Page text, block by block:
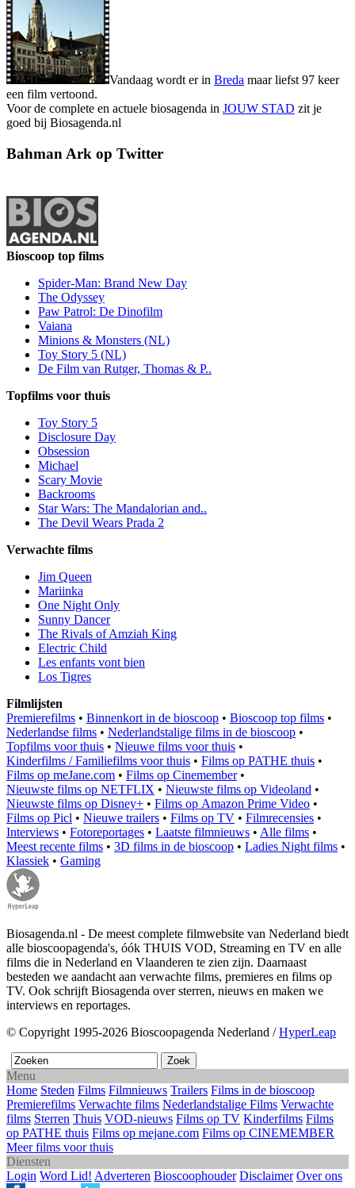
Vandaag wordt er in Breda maar liefst 97 keer
een film vertoond.
Voor de complete en actuele biosagenda in JOUW STAD zit je
goed bij Biosagenda.nl
Bahman Ark op Twitter
Bioscoop top films
Spider-Man: Brand New Day
The Odyssey
Paw Patrol: De Dinofilm
Vaiana
Minions & Monsters (NL)
Toy Story 5 (NL)
De Film van Rutger, Thomas & P..
Topfilms voor thuis
Toy Story 5
Disclosure Day
Obsession
Michael
Scary Movie
Backrooms
Star Wars: The Mandalorian and..
The Devil Wears Prada 2
Verwachte films
Jim Queen
Mariinka
One Night Only
Sunny Dancer
The Rivals of Amziah King
Electric Child
Les enfants vont bien
Los Tigres
Filmlijsten
Premierefilms • Binnenkort in de bioscoop • Bioscoop top films •
Nederlandse films • Nederlandstalige films in de bioscoop •
Topfilms voor thuis • Nieuwe films voor thuis •
Kinderfilms / Familiefilms voor thuis • Films op PATHE thuis •
Films op meJane.com • Films op Cinemember•
Nieuwste films op NETFLIX • Nieuwste films op Videoland •
Nieuwste films op Disney+ • Films op Amazon Prime Video •
Films op Picl • Nieuwe trailers • Films op TV • Filmrecensies •
Interviews • Fotoreportages • Laatste filmnieuws • Alle films •
Meest recente films • 3D films in de bioscoop • Ladies Night films •
Klassiek • Gaming
Biosagenda.nl - De meest complete filmwebsite van Nederland biedt
alle bioscoopagenda's, óók THUIS VOD, Streaming en TV en alle
films die in Nederland en Vlaanderen te zien zijn. Daarnaast
besteden we aandacht aan verwachte films, premieres en films op
TV. Ook schrijft Biosagenda over sterren, nieuws en maken we
interviews en reportages.
© Copyright 1995-2026 Bioscoopagenda Nederland /HyperLeap
Menu
Home Steden Films Filmnieuws Trailers Films in de bioscoop
Premierefilms Verwachte films Nederlandstalige Films Verwachte
films Sterren Thuis VOD-nieuws Films op TV Kinderfilms Films
op PATHE thuis Films op mejane.com Films op CINEMEMBER
Meer films voor thuis
Diensten
Login Word Lid! Adverteren Bioscoophouder Disclaimer Over ons